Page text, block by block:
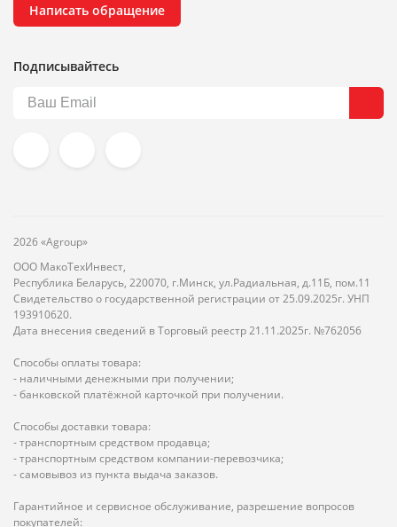
Написать обращение
Подписывайтесь
2026 «Agroup»
ООО МакоТехИнвест,
Республика Беларусь, 220070, г.Минск, ул.Радиальная, д.11Б, пом.11
Свидетельство о государственной регистрации от 25.09.2025г. УНП
193910620.
Дата внесения сведений в Торговый реестр 21.11.2025г. №762056
Способы оплаты товара:
- наличными денежными при получении;
- банковской платёжной карточкой при получении.
Способы доставки товара:
- транспортным средством продавца;
- транспортным средством компании-перевозчика;
- самовывоз из пункта выдача заказов.
Гарантийное и сервисное обслуживание, разрешение вопросов
покупателей: